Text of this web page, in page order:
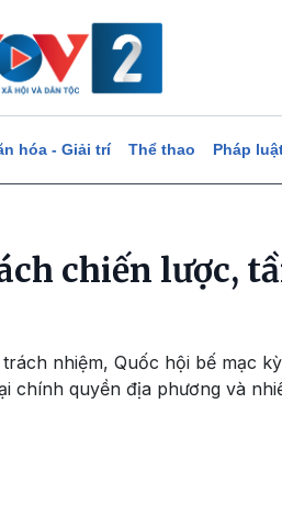
hóa - Giải trí Thể thao Pháp
chiến lược,
nhiệm, Quốc hội bế mạc
chính quyền địa phương và